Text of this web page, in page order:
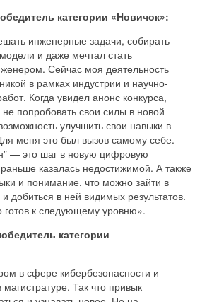
категории «Новичок»:
инженерные задачи, собирать
и даже мечтал стать
Сейчас моя деятельность
в рамках индустрии и научно-
Когда увидел анонс конкурса,
попробовать свои силы в новой
улучшить свои навыки в
меня это был вызов самому себе.
— это шаг в новую цифровую
казалась недостижимой. А также
и понимание, что можно зайти в
добиться в ней видимых результатов.
готов к следующему уровню».
категории
в сфере кибербезопасности и
Так что привык